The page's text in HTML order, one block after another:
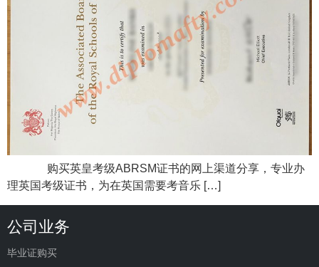
购买英皇考级ABRSM证书的网上渠道分享，专业办
理英国考级证书，为在英国需要考音乐 […]
公司业务
毕业证购买